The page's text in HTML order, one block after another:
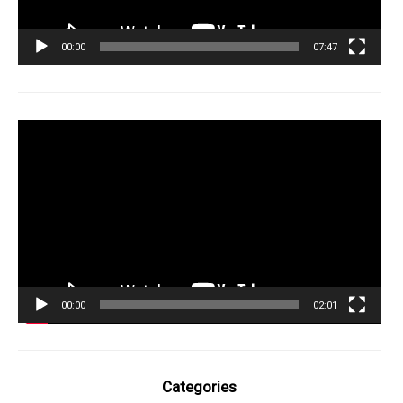
00:00 07:47
00:00 02:01
Categories